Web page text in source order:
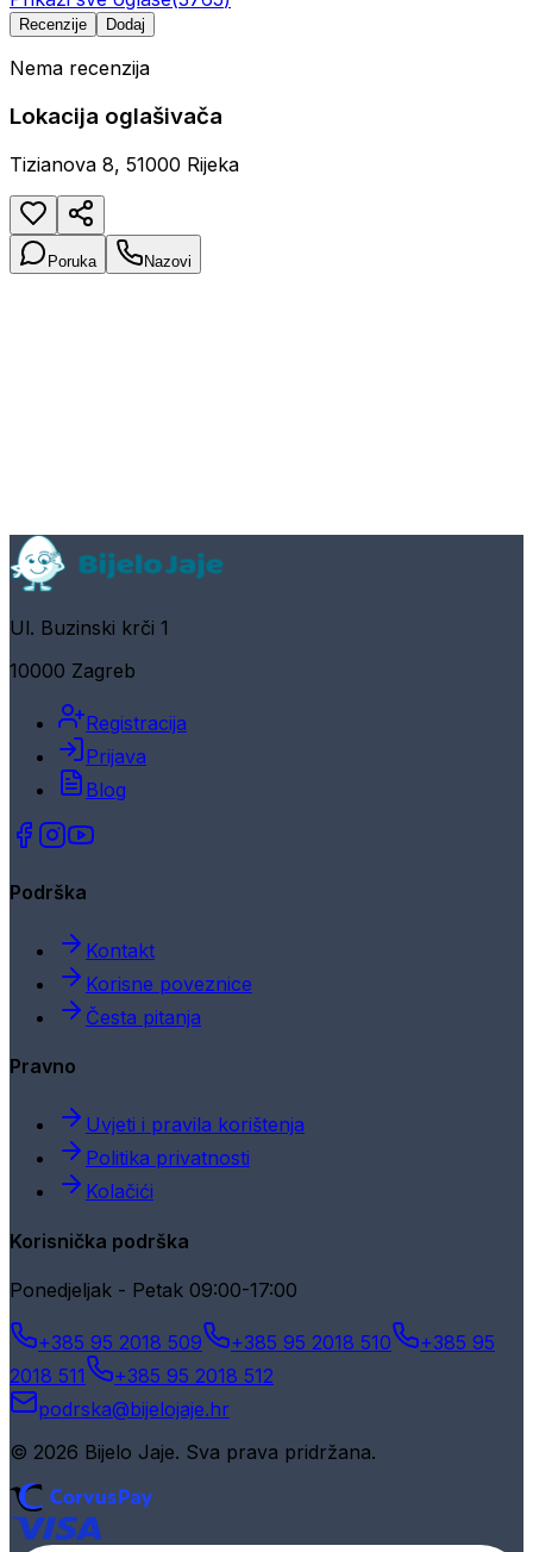
Recenzije Dodaj
Nema recenzija
Lokacija oglašivača
Tizianova 8, 51000 Rijeka
Poruka Nazovi
Ul. Buzinski krči 1
10000 Zagreb
Registracija
Prijava
Blog
Podrška
Kontakt
Korisne poveznice
Česta pitanja
Pravno
Uvjeti i pravila korištenja
Politika privatnosti
Kolačići
Korisnička podrška
Ponedjeljak - Petak 09:00-17:00
+385 95 2018 509 +385 95 2018 510
+385 95
2018 511
+385 95 2018 512
podrska@bijelojaje.hr
© 2026 Bijelo Jaje. Sva prava pridržana.